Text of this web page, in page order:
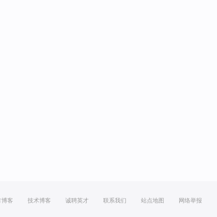
博客 技术博客 诚聘英才 联系我们 站点地图 网络举报